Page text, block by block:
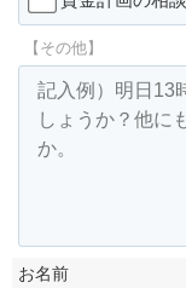
【その他】
お名前